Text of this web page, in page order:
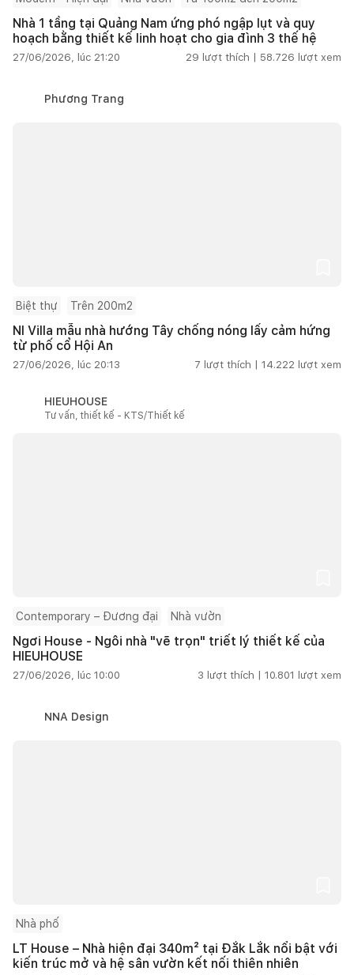
Nhà 1 tầng tại Quảng Nam ứng phó ngập lụt và quy
hoạch bằng thiết kế linh hoạt cho gia đình 3 thế hệ
27/06/2026, lúc 21:20 29 lượt thích | 58.726 lượt xem
Phương Trang
Biệt thự Trên 200m2
NI Villa mẫu nhà hướng Tây chống nóng lấy cảm hứng
từ phố cổ Hội An
27/06/2026, lúc 20:13 7 lượt thích | 14.222 lượt xem
HIEUHOUSE
Tư vấn, thiết kế - KTS/Thiết kế
Contemporary – Đương đại Nhà vườn
Ngơi House - Ngôi nhà "vẽ trọn" triết lý thiết kế của
HIEUHOUSE
27/06/2026, lúc 10:00 3 lượt thích | 10.801 lượt xem
NNA Design
Nhà phố
LT House – Nhà hiện đại 340m² tại Đắk Lắk nổi bật với
kiến trúc mở và hệ sân vườn kết nối thiên nhiên